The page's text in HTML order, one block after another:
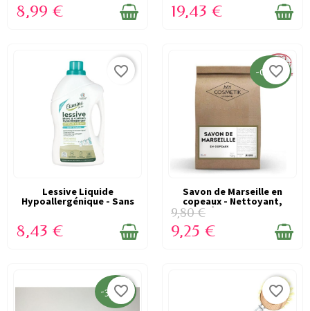
8,99 € 19,43 €
EN STOCK
favorite_border
Lessive Liquide
Hypoallergénique - Sans
Parfum et...
8,43 €
-0,55 €
EN STOCK
favorite_border
Savon de Marseille en
copeaux - Nettoyant,
Détachant,...
9,80 €
9,25 €
-3,30 €
favorite_border favorite_border